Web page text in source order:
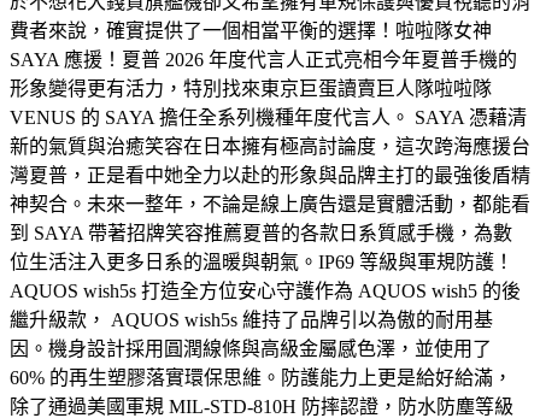
費者來說，確實提供了一個相當平衡的選擇！啦啦隊女神
SAYA 應援！夏普 2026 年度代言人正式亮相今年夏普手機的
形象變得更有活力，特別找來東京巨蛋讀賣巨人隊啦啦隊
VENUS 的 SAYA 擔任全系列機種年度代言人。 SAYA 憑藉清
新的氣質與治癒笑容在日本擁有極高討論度，這次跨海應援台
灣夏普，正是看中她全力以赴的形象與品牌主打的最強後盾精
神契合。未來一整年，不論是線上廣告還是實體活動，都能看
到 SAYA 帶著招牌笑容推薦夏普的各款日系質感手機，為數
位生活注入更多日系的溫暖與朝氣。IP69 等級與軍規防護！
AQUOS wish5s 打造全方位安心守護作為 AQUOS wish5 的後
繼升級款， AQUOS wish5s 維持了品牌引以為傲的耐用基
因。機身設計採用圓潤線條與高級金屬感色澤，並使用了
60% 的再生塑膠落實環保思維。防護能力上更是給好給滿，
除了通過美國軍規 MIL-STD-810H 防摔認證，防水防塵等級